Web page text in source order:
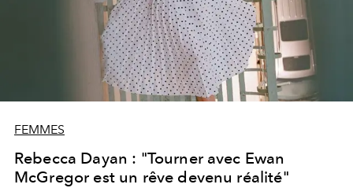
FEMMES
Rebecca Dayan : "Tourner avec Ewan
McGregor est un rêve devenu réalité"